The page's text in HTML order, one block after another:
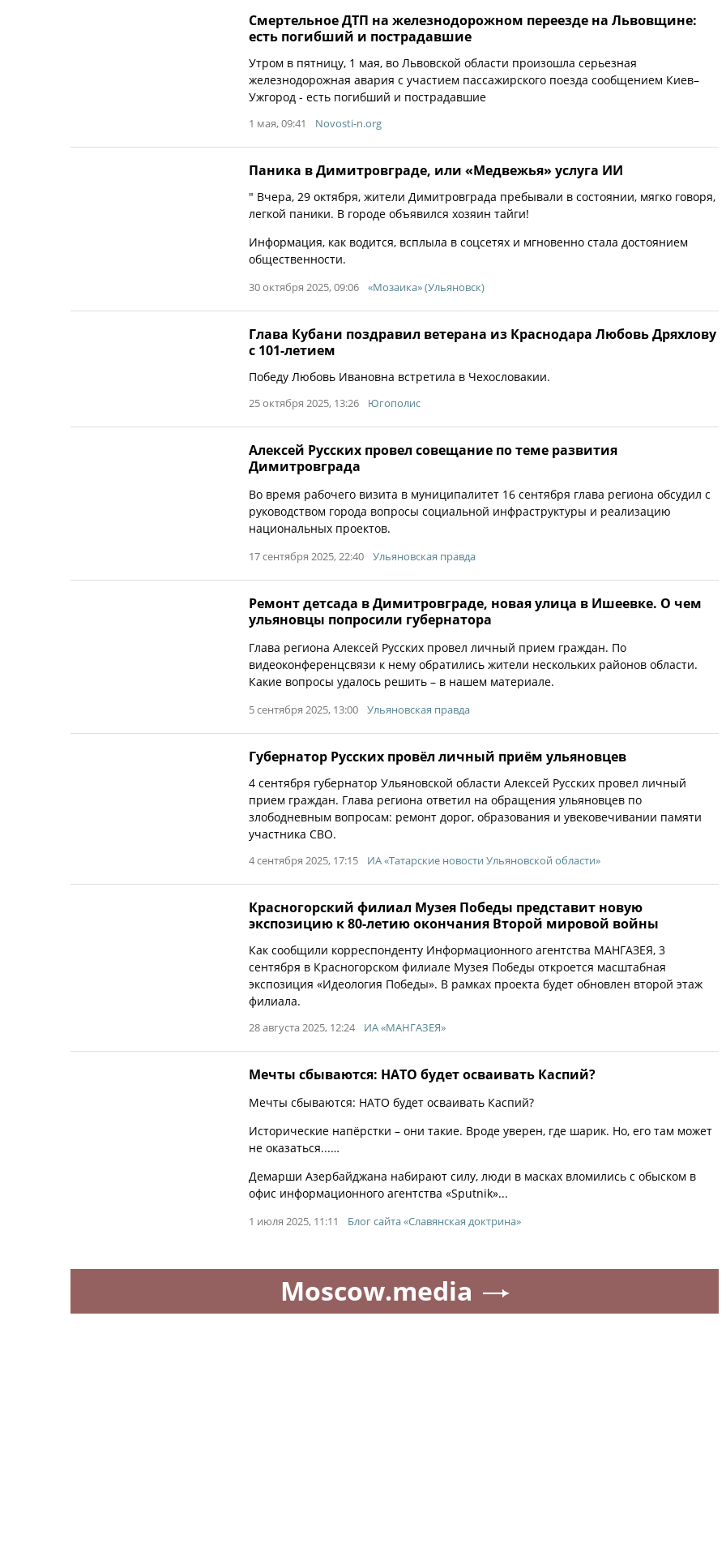
Смертельное ДТП на железнодорожном переезде на Львовщине:
есть погибший и пострадавшие
Утром в пятницу, 1 мая, во Львовской области произошла серьезная
железнодорожная авария с участием пассажирского поезда сообщением Киев–
Ужгород - есть погибший и пострадавшие
1 мая, 09:41 Novosti-n.org
Паника в Димитровграде, или «Медвежья» услуга ИИ
" Вчера, 29 октября, жители Димитровграда пребывали в состоянии, мягко говоря,
легкой паники. В городе объявился хозяин тайги!
Информация, как водится, всплыла в соцсетях и мгновенно стала достоянием
общественности.
30 октября 2025, 09:06 «Мозаика» (Ульяновск)
Глава Кубани поздравил ветерана из Краснодара Любовь Дряхлову
с 101-летием
Победу Любовь Ивановна встретила в Чехословакии.
25 октября 2025, 13:26 Югополис
Алексей Русских провел совещание по теме развития
Димитровграда
Во время рабочего визита в муниципалитет 16 сентября глава региона обсудил с
руководством города вопросы социальной инфраструктуры и реализацию
национальных проектов.
17 сентября 2025, 22:40 Ульяновская правда
Ремонт детсада в Димитровграде, новая улица в Ишеевке. О чем
ульяновцы попросили губернатора
Глава региона Алексей Русских провел личный прием граждан. По
видеоконференцсвязи к нему обратились жители нескольких районов области.
Какие вопросы удалось решить – в нашем материале.
5 сентября 2025, 13:00 Ульяновская правда
Губернатор Русских провёл личный приём ульяновцев
4 сентября губернатор Ульяновской области Алексей Русских провел личный
прием граждан. Глава региона ответил на обращения ульяновцев по
злободневным вопросам: ремонт дорог, образования и увековечивании памяти
участника СВО.
4 сентября 2025, 17:15 ИА «Татарские новости Ульяновской области»
Красногорский филиал Музея Победы представит новую
экспозицию к 80-летию окончания Второй мировой войны
Как сообщили корреспонденту Информационного агентства МАНГАЗЕЯ, 3
сентября в Красногорском филиале Музея Победы откроется масштабная
экспозиция «Идеология Победы». В рамках проекта будет обновлен второй этаж
филиала.
28 августа 2025, 12:24 ИА «МАНГАЗЕЯ»
Мечты сбываются: НАТО будет осваивать Каспий?
Мечты сбываются: НАТО будет осваивать Каспий?
Исторические напёрстки – они такие. Вроде уверен, где шарик. Но, его там может
не оказаться...…
Демарши Азербайджана набирают силу, люди в масках вломились с обыском в
офис информационного агентства «Sputnik»...
1 июля 2025, 11:11 Блог сайта «Славянская доктрина»
Moscow.media